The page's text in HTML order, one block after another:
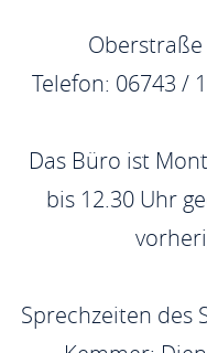
Telefon: 06743 /
Das Büro ist
bis 12.30 Uhr
Sprechzeiten des